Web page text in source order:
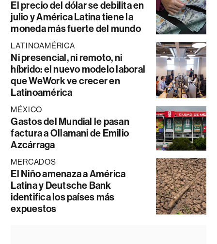
El precio del dólar se debilita en
julio y América Latina tiene la
moneda más fuerte del mundo
LATINOAMÉRICA
Ni presencial, ni remoto, ni
híbrido: el nuevo modelo laboral
que WeWork ve crecer en
Latinoamérica
MÉXICO
Gastos del Mundial le pasan
factura a Ollamani de Emilio
Azcárraga
MERCADOS
El Niño amenaza a América
Latina y Deutsche Bank
identifica los países más
expuestos